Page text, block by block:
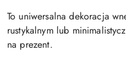
To uniwersalna dekoracja
rustykalnym lub
na prezent.